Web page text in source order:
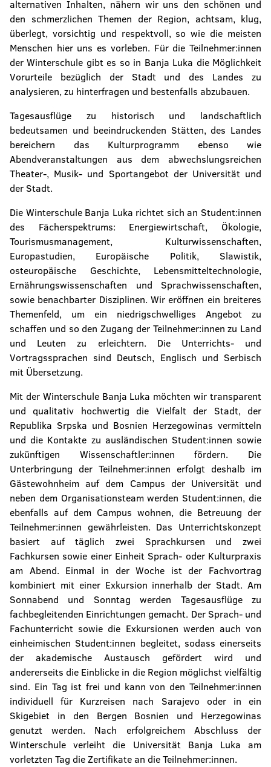
alternativen Inhalten, nähern wir uns den schönen und
den schmerzlichen Themen der Region, achtsam, klug,
überlegt, vorsichtig und respektvoll, so wie die meisten
Menschen hier uns es vorleben. Für die Teilnehmer:innen
der Winterschule gibt es so in Banja Luka die Möglichkeit
Vorurteile bezüglich der Stadt und des Landes zu
analysieren, zu hinterfragen und bestenfalls abzubauen.
Tagesausflüge zu historisch und landschaftlich
bedeutsamen und beeindruckenden Stätten, des Landes
bereichern das Kulturprogramm ebenso wie
Abendveranstaltungen aus dem abwechslungsreichen
Theater-, Musik- und Sportangebot der Universität und
der Stadt.
Die Winterschule Banja Luka richtet sich an Student:innen
des Fächerspektrums: Energiewirtschaft, Ökologie,
Tourismusmanagement, Kulturwissenschaften,
Europastudien, Europäische Politik, Slawistik,
osteuropäische Geschichte, Lebensmitteltechnologie,
Ernährungswissenschaften und Sprachwissenschaften,
sowie benachbarter Disziplinen. Wir eröffnen ein breiteres
Themenfeld, um ein niedrigschwelliges Angebot zu
schaffen und so den Zugang der Teilnehmer:innen zu Land
und Leuten zu erleichtern. Die Unterrichts- und
Vortragssprachen sind Deutsch, Englisch und Serbisch
mit Übersetzung.
Mit der Winterschule Banja Luka möchten wir transparent
und qualitativ hochwertig die Vielfalt der Stadt, der
Republika Srpska und Bosnien Herzegowinas vermitteln
und die Kontakte zu ausländischen Student:innen sowie
zukünftigen Wissenschaftler:innen fördern. Die
Unterbringung der Teilnehmer:innen erfolgt deshalb im
Gästewohnheim auf dem Campus der Universität und
neben dem Organisationsteam werden Student:innen, die
ebenfalls auf dem Campus wohnen, die Betreuung der
Teilnehmer:innen gewährleisten. Das Unterrichtskonzept
basiert auf täglich zwei Sprachkursen und zwei
Fachkursen sowie einer Einheit Sprach- oder Kulturpraxis
am Abend. Einmal in der Woche ist der Fachvortrag
kombiniert mit einer Exkursion innerhalb der Stadt. Am
Sonnabend und Sonntag werden Tagesausflüge zu
fachbegleitenden Einrichtungen gemacht. Der Sprach- und
Fachunterricht sowie die Exkursionen werden auch von
einheimischen Student:innen begleitet, sodass einerseits
der akademische Austausch gefördert wird und
andererseits die Einblicke in die Region möglichst vielfältig
sind. Ein Tag ist frei und kann von den Teilnehmer:innen
individuell für Kurzreisen nach Sarajevo oder in ein
Skigebiet in den Bergen Bosnien und Herzegowinas
genutzt werden. Nach erfolgreichem Abschluss der
Winterschule verleiht die Universität Banja Luka am
vorletzten Tag die Zertifikate an die Teilnehmer:innen.